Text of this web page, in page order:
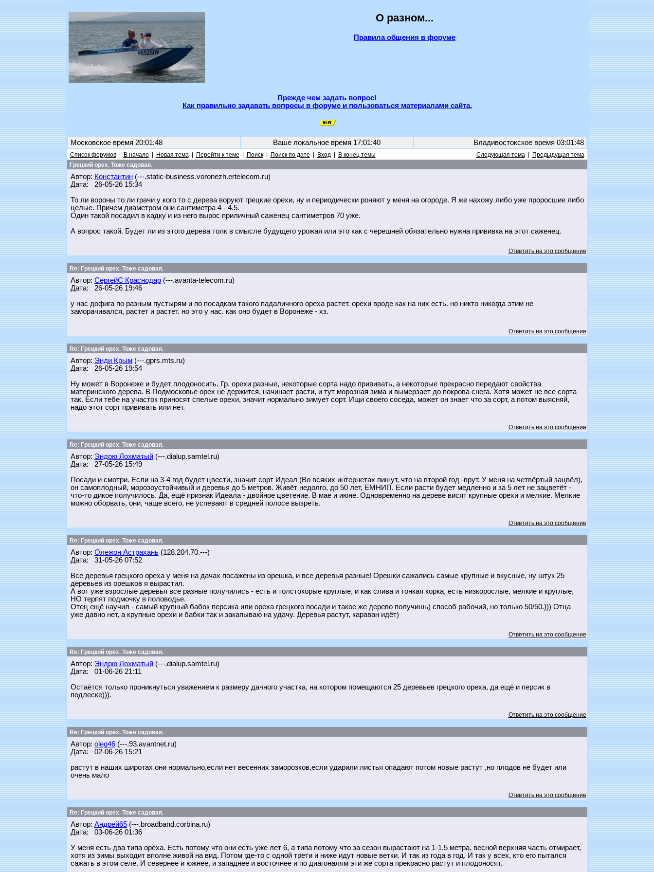
О разном...
Правила общения в форуме
Прежде чем задать вопрос!
Как правильно задавать вопросы в форуме и пользоваться материалами сайта.
Московское время 20:01:48 Ваше локальное время 17:01:40 Владивостокское время 03:01:48
Список форумов| В начало| Новая тема| Перейти к теме Поиск| Поиск по дате Вход| В конец темы Следующая тема|
Предыдущая тема
Грецкий орех. Тоже садовая.
Автор: Константин(---.static-business.voronezh.ertelecom.ru)
Дата: 26-05-26 15:34
То ли вороны то ли грачи у кого то с дерева воруют грецкие орехи, ну и периодически роняют у меня на огороде. Я же нахожу либо уже проросшие либо
целые. Причем диаметром они сантиметра 4 - 4.5.
Один такой посадил в кадку и из него вырос приличный саженец сантиметров 70 уже.
А вопрос такой. Будет ли из этого дерева толк в смысле будущего урожая или это как с черешней обязательно нужна прививка на этот саженец.
Ответить на это сообщение
Re: Грецкий орех. Тоже садовая.
Автор: СергейС Краснодар(---.avanta-telecom.ru)
Дата: 26-05-26 19:46
у нас дофига по разным пустырям и по посадкам такого падаличного ореха растет. орехи вроде как на них есть. но никто никогда этим не
заморачивался, растет и растет. но это у нас. как оно будет в Воронеже - хз.
Ответить на это сообщение
Re: Грецкий орех. Тоже садовая.
Автор: Энди Крым(---.gprs.mts.ru)
Дата: 26-05-26 19:54
Ну может в Воронеже и будет плодоносить. Гр. орехи разные, некоторые сорта надо прививать, а некоторые прекрасно передают свойства
материнского дерева. В Подмосковье орех не держится, начинает расти, и тут морозная зима и вымерзает до покрова снега. Хотя может не все сорта
так. Если тебе на участок приносят спелые орехи, значит нормально зимует сорт. Ищи своего соседа, может он знает что за сорт, а потом выясняй,
надо этот сорт прививать или нет.
Ответить на это сообщение
Re: Грецкий орех. Тоже садовая.
Автор: Эндрю Лохматый(---.dialup.samtel.ru)
Дата: 27-05-26 15:49
Посади и смотри. Если на 3-4 год будет цвести, значит сорт Идеал (Во всяких интернетах пишут, что на второй год -врут. У меня на четвёртый зацвёл),
он самоплодный, морозоустойчивый и деревья до 5 метров. Живёт недолго, до 50 лет, ЕМНИП. Если расти будет медленно и за 5 лет не зацветёт -
что-то дикое получилось. Да, ещё признак Идеала - двойное цветение. В мае и июне. Одновременно на дереве висят крупные орехи и мелкие. Мелкие
можно оборвать, они, чаще всего, не успевают в средней полосе вызреть.
Ответить на это сообщение
Re: Грецкий орех. Тоже садовая.
Автор: Олежон Астрахань(128.204.70.---)
Дата: 31-05-26 07:52
Все деревья грецкого ореха у меня на дачах посажены из орешка, и все деревья разные! Орешки сажались самые крупные и вкусные, ну штук 25
деревьев из орешков я вырастил.
А вот уже взрослые деревья все разные получились - есть и толстокорые круглые, и как слива и тонкая корка, есть низкорослые, мелкие и круглые,
НО терпят подмочку в половодье.
Отец ещё научил - самый крупный бабок персика или ореха грецкого посади и такое же дерево получишь) способ рабочий, но только 50/50.))) Отца
уже давно нет, а крупные орехи и бабки так и закапываю на удачу. Деревья растут, караван идёт)
Ответить на это сообщение
Re: Грецкий орех. Тоже садовая.
Автор: Эндрю Лохматый(---.dialup.samtel.ru)
Дата: 01-06-26 21:11
Остаётся только проникнуться уважением к размеру дачного участка, на котором помещаются 25 деревьев грецкого ореха, да ещё и персик в
подлеске))).
Ответить на это сообщение
Re: Грецкий орех. Тоже садовая.
Автор: oleg46(---.93.avantnet.ru)
Дата: 02-06-26 15:21
растут в наших широтах они нормально,если нет весенних заморозков,если ударили листья опадают потом новые растут ,но плодов не будет или
очень мало
Ответить на это сообщение
Re: Грецкий орех. Тоже садовая.
Автор: Андрей65(---.broadband.corbina.ru)
Дата: 03-06-26 01:36
У меня есть два типа ореха. Есть потому что они есть уже лет 6, а типа потому что за сезон вырастают на 1-1.5 метра, весной верхняя часть отмирает,
хотя из зимы выходит вполне живой на вид. Потом где-то с одной трети и ниже идут новые ветки. И так из года в год. И так у всех, кто его пытался
сажать в этом селе. И севернее и южнее, и западнее и восточнее и по диагоналям эти же сорта прекрасно растут и плодоносят.